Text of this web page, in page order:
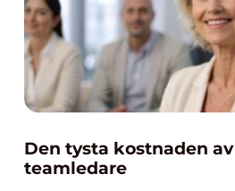
Den tysta kostnaden
teamledare